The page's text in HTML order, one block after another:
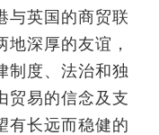
与英国的商贸联
深厚的友谊，
制度、法治和独
贸易的信念及支
有长远而稳健的